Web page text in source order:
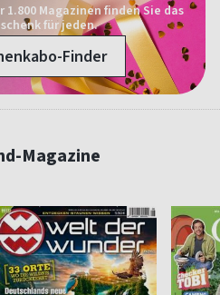
1.800 Magazinen finden Sie das
für jeden.
Finder
Magazine